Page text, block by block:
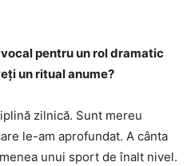
pentru un rol dramatic
un ritual anume?
zilnică. Sunt mereu
le-am aprofundat. A cânta
unui sport de înalt nivel.